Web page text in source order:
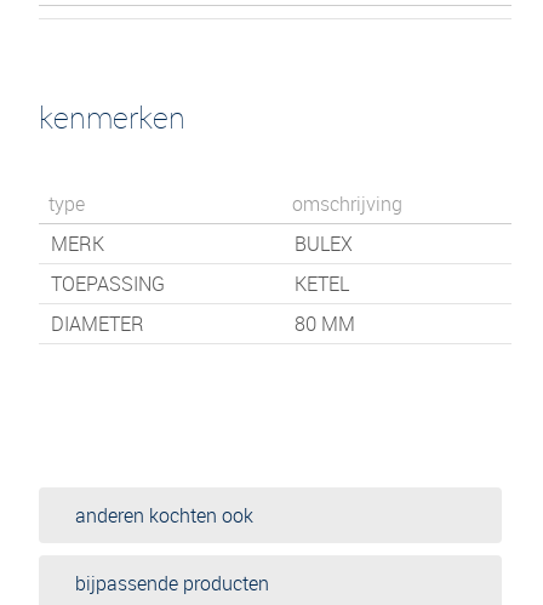
kenmerken
type
omschrijving
MERK
BULEX
TOEPASSING
KETEL
DIAMETER
80 MM
anderen kochten ook
bijpassende producten